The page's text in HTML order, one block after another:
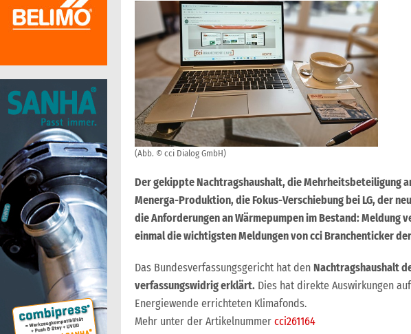
(Abb. © cci Dialog GmbH)
Der gekippte Nachtragshaushalt, die Mehrheitsbeteiligung
Menerga-Produktion, die Fokus-Verschiebung bei LG, der
die Anforderungen an Wärmepumpen im Bestand: Meldung
einmal die wichtigsten Meldungen von cci Branchenticker
Das Bundesverfassungsgericht hat den Nachtragshaushalt
verfassungswidrig erklärt. Dies hat direkte Auswirkungen
Energiewende errichteten Klimafonds.
Mehr unter der Artikelnummer cci261164